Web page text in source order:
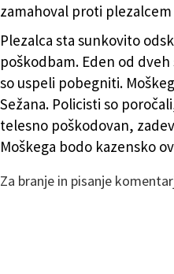
zamahoval proti
Plezalca sta sunkovito
poškodbam. Eden od
so uspeli pobegniti.
Sežana. Policisti so
telesno poškodovan,
Moškega bodo kazensko
Za branje in pisanje